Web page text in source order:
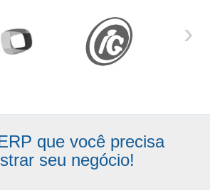
›
que você precisa
seu negócio!